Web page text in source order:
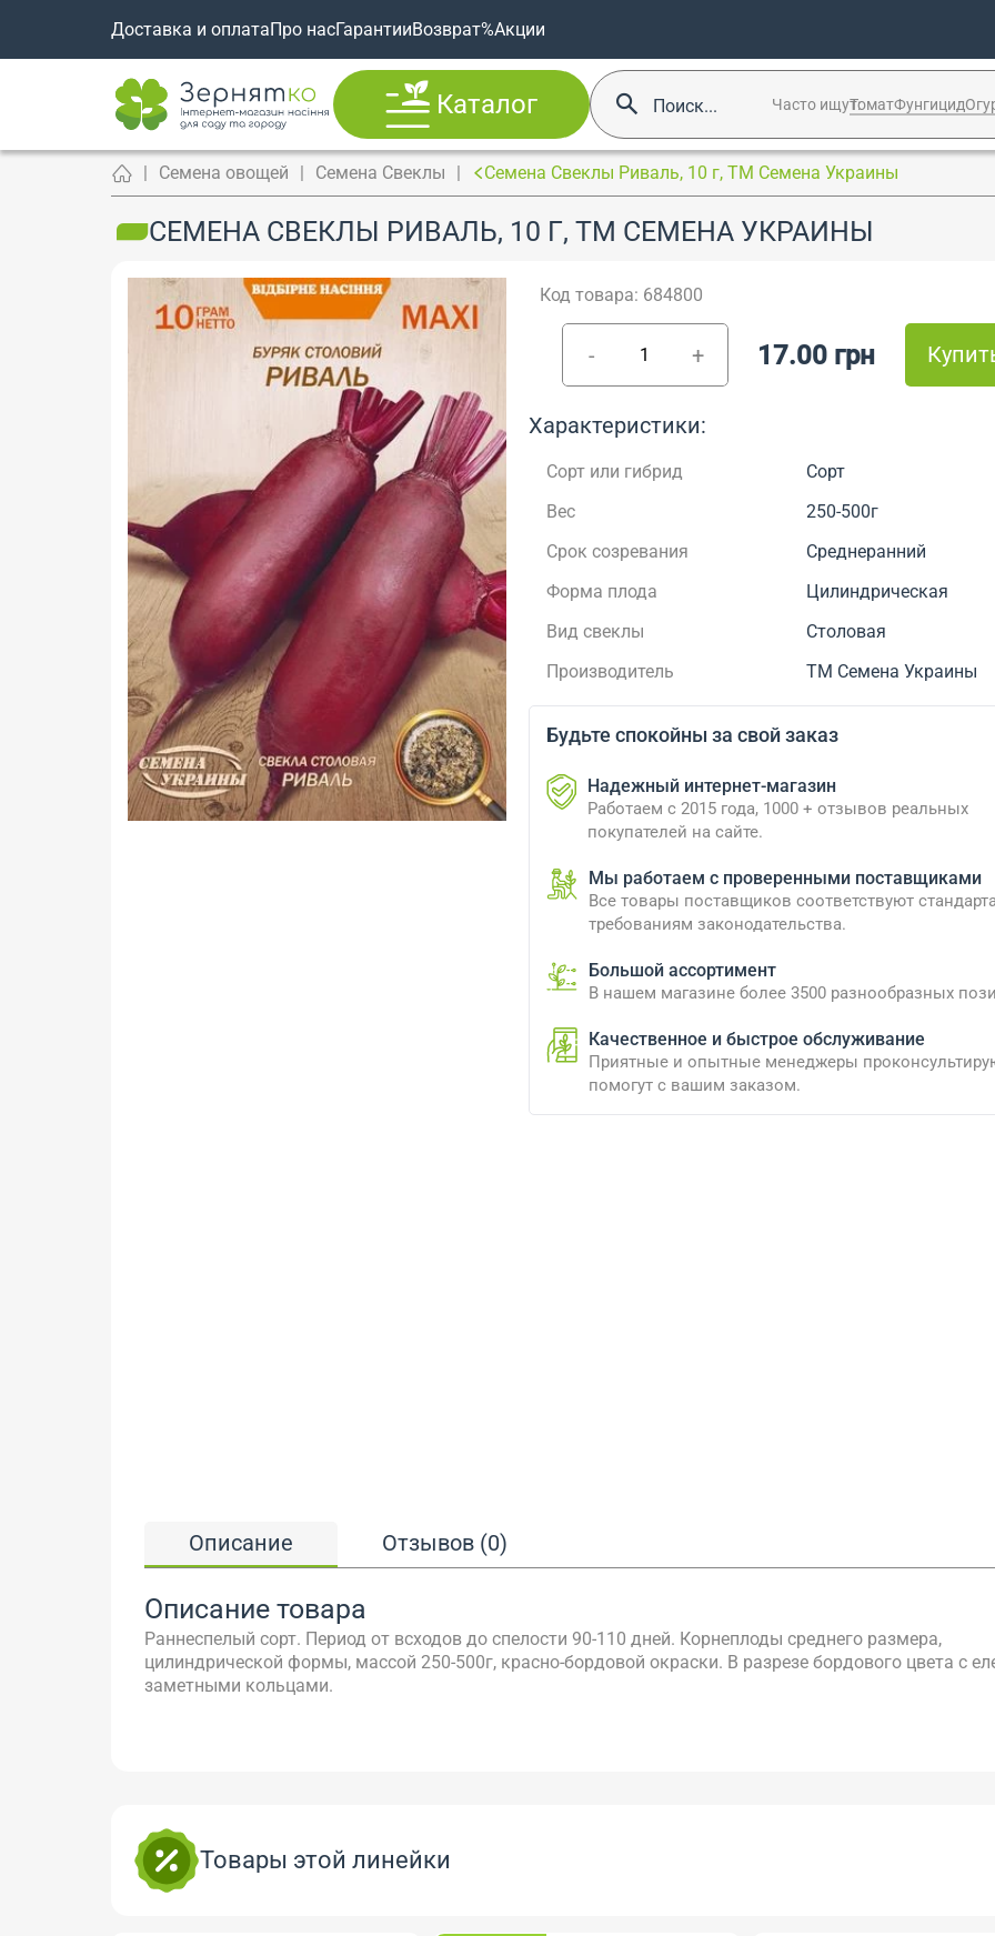
Доставка и оплатаПро насГарантииВозврат%Акции
Каталог Часто ищут:ТоматФунгицид
Семена овощей Семена Свеклы Семена Свеклы Риваль, 10 г, ТМ Семена Украины
СЕМЕНА СВЕКЛЫ РИВАЛЬ, 10 Г, ТМ СЕМЕНА УКРАИНЫ
Код товара: 684800
- + 17.00 грн
Характеристики:
Сорт или гибрид
Сорт
Вес
250-500г
Срок созревания
Среднеранний
Форма плода
Цилиндрическая
Вид свеклы
Столовая
Производитель
ТМ Семена Украины
Будьте спокойны за свой заказ
Надежный интернет-магазин
Работаем с 2015 года, 1000 + отзывов реальных
покупателей на сайте.
Мы работаем с проверенными поставщиками
Все товары поставщиков соответствуют
требованиям законодательства.
Большой ассортимент
В нашем магазине более 3500 разнообразных
Качественное и быстрое обслуживание
Приятные и опытные менеджеры
помогут с вашим заказом.
Описание Отзывов (0)
Описание товара
Раннеспелый сорт. Период от всходов до спелости 90-110 дней. Корнеплоды среднего размера,
цилиндрической формы, массой 250-500г, красно-бордовой окраски. В разрезе бордового цвета с
заметными кольцами.
Товары этой линейки